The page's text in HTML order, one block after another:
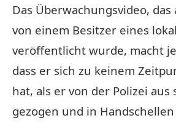
Das Überwachungsvideo,
von einem Besitzer eines
veröffentlicht wurde, macht
dass er sich zu keinem
hat, als er von der Polizei aus
gezogen und in